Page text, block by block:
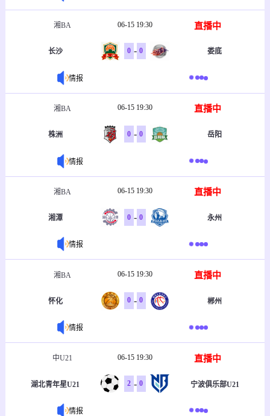
湘BA 06-15 19:30 直播中
长沙 0 - 0 娄底
情报
湘BA 06-15 19:30 直播中
株洲 0 - 0 岳阳
情报
湘BA 06-15 19:30 直播中
湘潭 0 - 0 永州
情报
湘BA 06-15 19:30 直播中
怀化 0 - 0 郴州
情报
中U21 06-15 19:30 直播中
湖北青年星U21 2 - 0 宁波俱乐部U21
情报